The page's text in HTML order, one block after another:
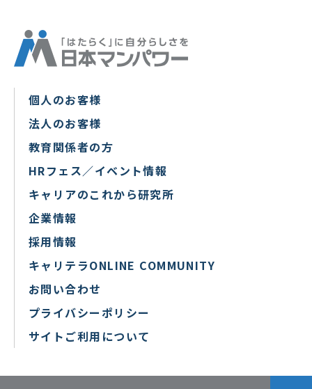
個人のお客様
法人のお客様
教育関係者の方
HRフェス／イベント情報
キャリアのこれから研究所
企業情報
採用情報
キャリテラONLINE COMMUNITY
お問い合わせ
プライバシーポリシー
サイトご利用について